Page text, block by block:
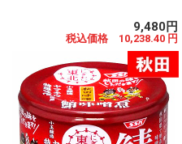
9,480円
税込価格 10,238.40 円